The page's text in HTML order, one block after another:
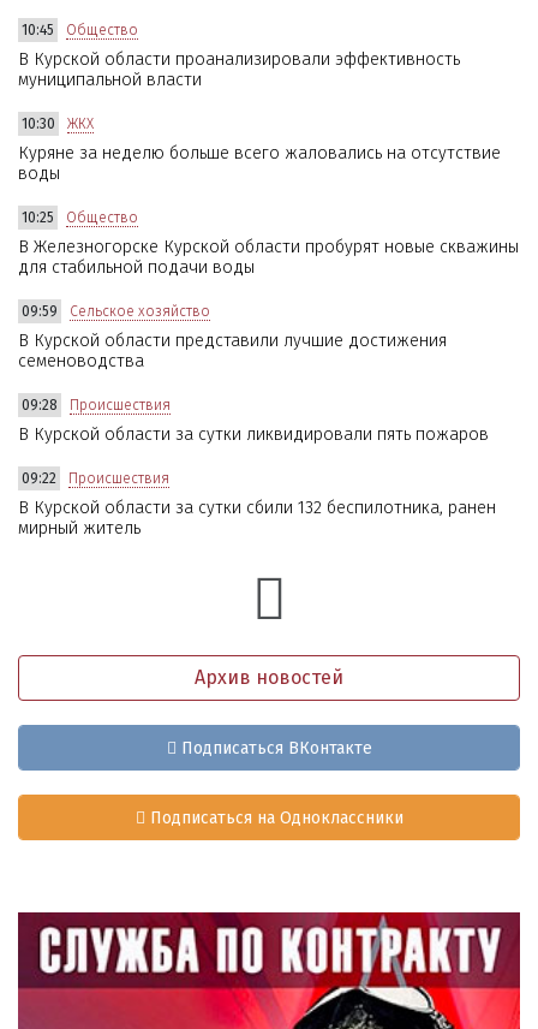
10:45 Общество
В Курской области проанализировали эффективность
муниципальной власти
10:30 ЖКХ
Куряне за неделю больше всего жаловались на отсутствие
воды
10:25 Общество
В Железногорске Курской области пробурят новые скважины
для стабильной подачи воды
09:59 Сельское хозяйство
В Курской области представили лучшие достижения
семеноводства
09:28 Происшествия
В Курской области за сутки ликвидировали пять пожаров
09:22 Происшествия
В Курской области за сутки сбили 132 беспилотника, ранен
мирный житель
Архив новостей
Подписаться ВКонтакте
Подписаться на Одноклассники